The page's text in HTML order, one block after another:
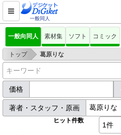
一般同人
一般向同人 素材集 ソフト コミック
トップ > 葛原りな
価格
著者・スタッフ・原画
ヒット件数
1件